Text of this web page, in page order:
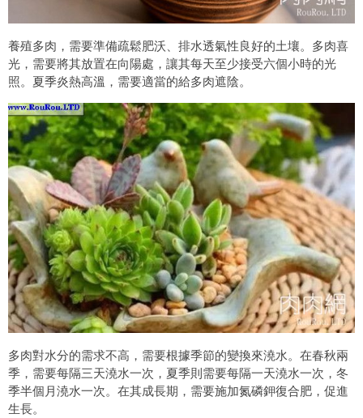
養殖多肉，需要準備疏鬆肥沃、排水透氣性良好的土壤。多肉喜
光，需要將其放置在向陽處，讓其每天至少接受六個小時的光
照。夏季炎熱高溫，需要適當的給多肉遮陰。
多肉對水分的需求不高，需要根據季節的變換來澆水。在春秋兩
季，需要每隔三天澆水一次，夏季則需要每隔一天澆水一次，冬
季半個月澆水一次。在其成長期，需要施加氮磷鉀復合肥，促進
生長。